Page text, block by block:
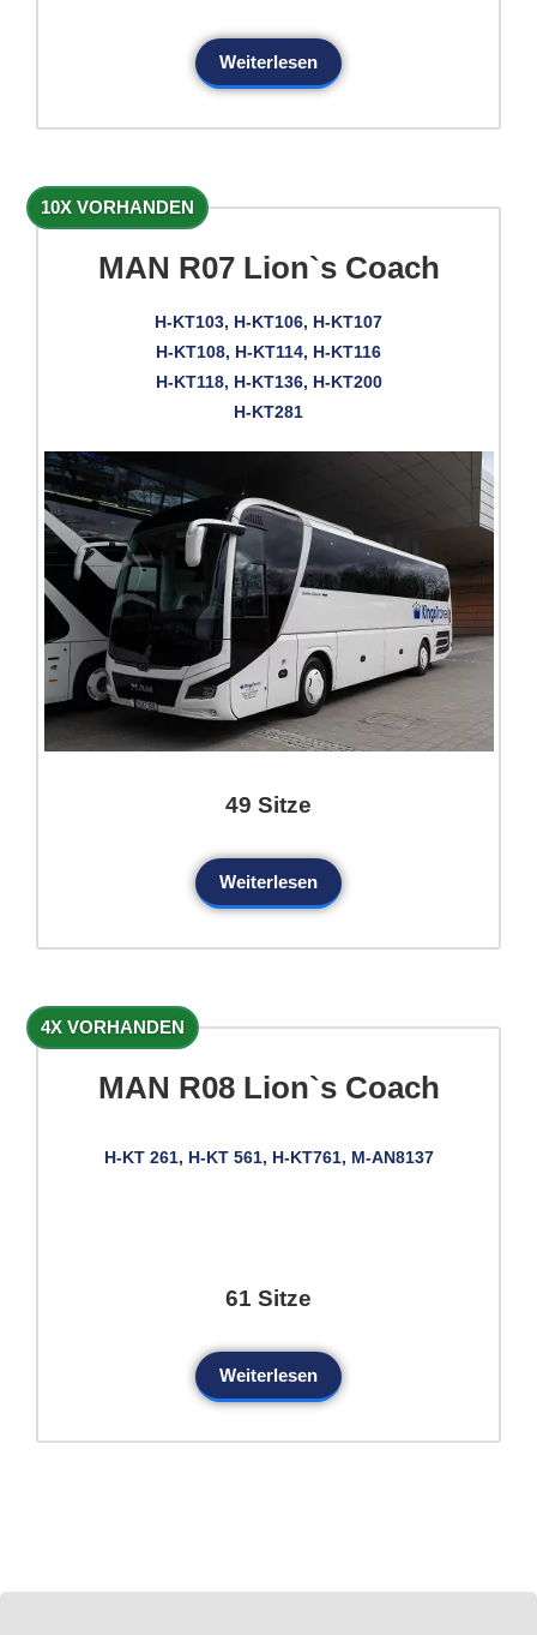
Weiterlesen
10X VORHANDEN
MAN R07 Lion`s Coach
H-KT103, H-KT106, H-KT107
H-KT108, H-KT114, H-KT116
H-KT118, H-KT136, H-KT200
H-KT281
49 Sitze
Weiterlesen
4X VORHANDEN
MAN R08 Lion`s Coach
H-KT 261, H-KT 561, H-KT761, M-AN8137
61 Sitze
Weiterlesen